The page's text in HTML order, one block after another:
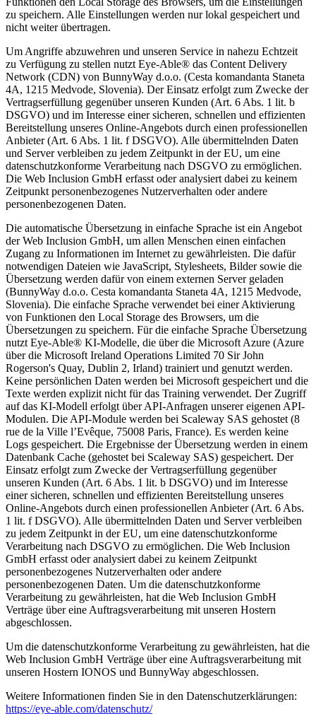
zu speichern. Alle Einstellungen werden nur lokal gespeichert und
nicht weiter übertragen.
Um Angriffe abzuwehren und unseren Service in nahezu Echtzeit
zu Verfügung zu stellen nutzt Eye-Able® das Content Delivery
Network (CDN) von BunnyWay d.o.o. (Cesta komandanta Staneta
4A, 1215 Medvode, Slovenia). Der Einsatz erfolgt zum Zwecke der
Vertragserfüllung gegenüber unseren Kunden (Art. 6 Abs. 1 lit. b
DSGVO) und im Interesse einer sicheren, schnellen und effizienten
Bereitstellung unseres Online-Angebots durch einen professionellen
Anbieter (Art. 6 Abs. 1 lit. f DSGVO). Alle übermittelnden Daten
und Server verbleiben zu jedem Zeitpunkt in der EU, um eine
datenschutzkonforme Verarbeitung nach DSGVO zu ermöglichen.
Die Web Inclusion GmbH erfasst oder analysiert dabei zu keinem
Zeitpunkt personenbezogenes Nutzerverhalten oder andere
personenbezogenen Daten.
Die automatische Übersetzung in einfache Sprache ist ein Angebot
der Web Inclusion GmbH, um allen Menschen einen einfachen
Zugang zu Informationen im Internet zu gewährleisten. Die dafür
notwendigen Dateien wie JavaScript, Stylesheets, Bilder sowie die
Übersetzung werden dafür von einem externen Server geladen
(BunnyWay d.o.o. Cesta komandanta Staneta 4A, 1215 Medvode,
Slovenia). Die einfache Sprache verwendet bei einer Aktivierung
von Funktionen den Local Storage des Browsers, um die
Übersetzungen zu speichern. Für die einfache Sprache Übersetzung
nutzt Eye-Able® KI-Modelle, die über die Microsoft Azure (Azure
über die Microsoft Ireland Operations Limited 70 Sir John
Rogerson's Quay, Dublin 2, Irland) trainiert und genutzt werden.
Keine persönlichen Daten werden bei Microsoft gespeichert und die
Texte werden explizit nicht für das Training verwendet. Der Zugriff
auf das KI-Modell erfolgt über API-Anfragen unserer eigenen API-
Modulen. Die API-Module werden bei Scaleway SAS gehostet (8
rue de la Ville l’Evêque, 75008 Paris, France). Es werden keine
Logs gespeichert. Die Ergebnisse der Übersetzung werden in einem
Datenbank Cache (gehostet bei Scaleway SAS) gespeichert. Der
Einsatz erfolgt zum Zwecke der Vertragserfüllung gegenüber
unseren Kunden (Art. 6 Abs. 1 lit. b DSGVO) und im Interesse
einer sicheren, schnellen und effizienten Bereitstellung unseres
Online-Angebots durch einen professionellen Anbieter (Art. 6 Abs.
1 lit. f DSGVO). Alle übermittelnden Daten und Server verbleiben
zu jedem Zeitpunkt in der EU, um eine datenschutzkonforme
Verarbeitung nach DSGVO zu ermöglichen. Die Web Inclusion
GmbH erfasst oder analysiert dabei zu keinem Zeitpunkt
personenbezogenes Nutzerverhalten oder andere
personenbezogenen Daten. Um die datenschutzkonforme
Verarbeitung zu gewährleisten, hat die Web Inclusion GmbH
Verträge über eine Auftragsverarbeitung mit unseren Hostern
abgeschlossen.
Um die datenschutzkonforme Verarbeitung zu gewährleisten, hat die
Web Inclusion GmbH Verträge über eine Auftragsverarbeitung mit
unseren Hostern IONOS und BunnyWay abgeschlossen.
Weitere Informationen finden Sie in den Datenschutzerklärungen:
https://eye-able.com/datenschutz/